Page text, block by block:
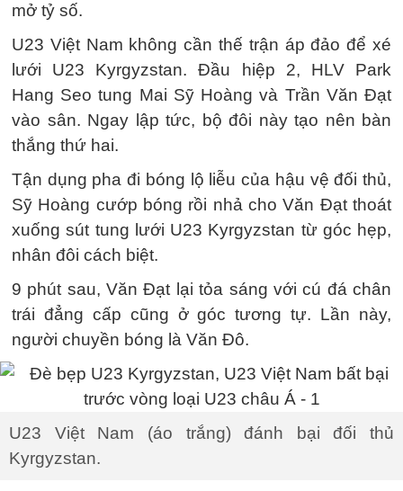
mở tỷ số.
U23 Việt Nam không cần thế trận áp đảo để xé
lưới U23 Kyrgyzstan. Đầu hiệp 2, HLV Park
Hang Seo tung Mai Sỹ Hoàng và Trần Văn Đạt
vào sân. Ngay lập tức, bộ đôi này tạo nên bàn
thắng thứ hai.
Tận dụng pha đi bóng lộ liễu của hậu vệ đối thủ,
Sỹ Hoàng cướp bóng rồi nhả cho Văn Đạt thoát
xuống sút tung lưới U23 Kyrgyzstan từ góc hẹp,
nhân đôi cách biệt.
9 phút sau, Văn Đạt lại tỏa sáng với cú đá chân
trái đẳng cấp cũng ở góc tương tự. Lần này,
người chuyền bóng là Văn Đô.
U23 Việt Nam (áo trắng) đánh bại đối thủ
Kyrgyzstan.